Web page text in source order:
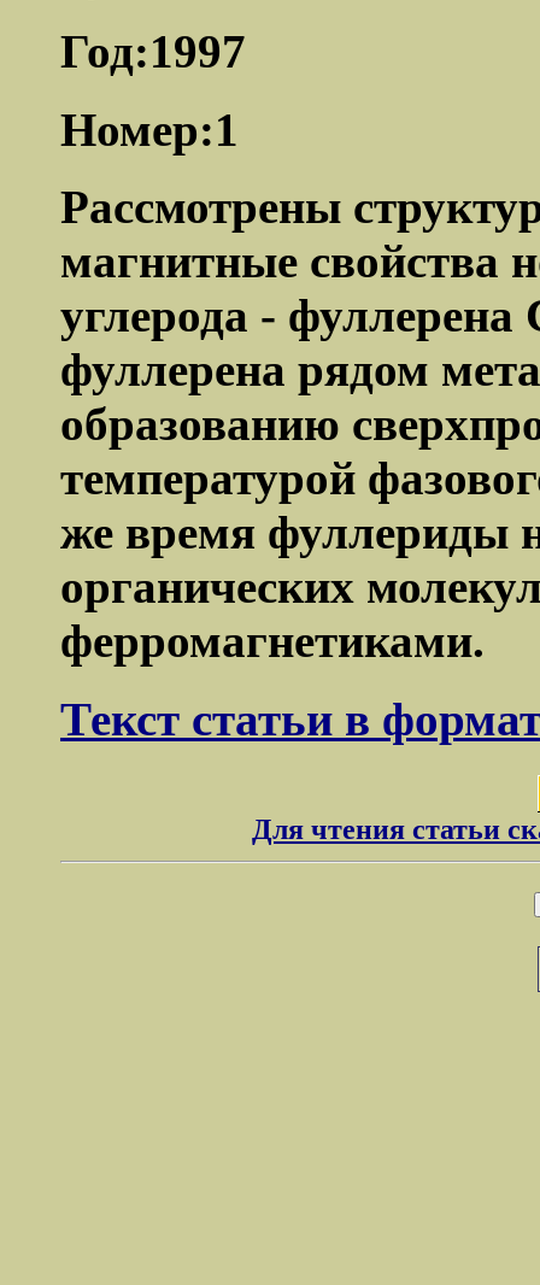
Год:1997
Номер:1
Рассмотрены
магнитные свойства
углерода -
фуллерена рядом
образованию
температурой
же время фуллериды
органических
ферромагнетиками.
Текст статьи в
Для чтения статьи